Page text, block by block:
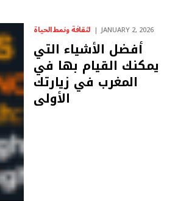
لثقافة ونمط الحياة JANUARY 2, 2026
أفضل الأشياء التي
يمكنك القيام بها في
المغرب في زيارتك
الأولى